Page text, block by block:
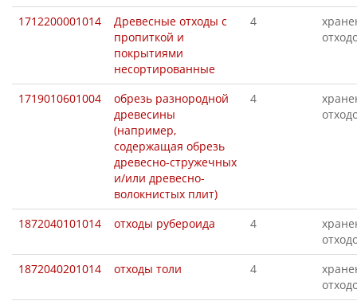
1712200001014
Древесные отходы с
пропиткой и
покрытиями
несортированные
4
1719010601004
обрезь разнородной
древесины
(например,
содержащая обрезь
древесно-стружечных
и/или древесно-
волокнистых плит)
4
1872040101014 отходы рубероида 4
1872040201014
отходы толи 4